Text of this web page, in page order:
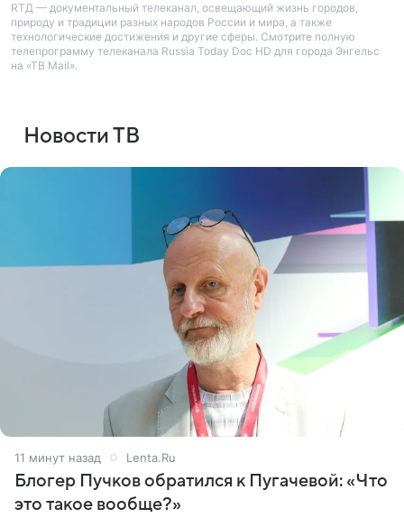
RTД — документальный телеканал, освещающий жизнь городов,
природу и традиции разных народов России и мира, а также
технологические достижения и другие сферы. Смотрите полную
телепрограмму телеканала Russia Today Doc HD для города Энгельс
на «ТВ Mail».
Новости ТВ
11 минут назад Lenta.Ru
Блогер Пучков обратился к Пугачевой: «Что
это такое вообще?»